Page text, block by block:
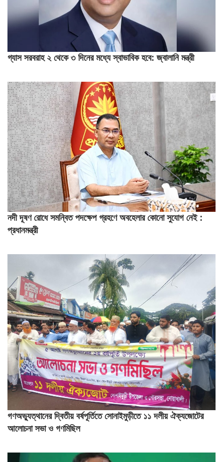
গ্যাস সরবরাহ ২ থেকে ৩ দিনের মধ্যে স্বাভাবিক হবে: জ্বালানি মন্ত্রী
নদী দূষণ রোধে সমন্বিত পদক্ষেপ গ্রহণে অবহেলার কোনো সুযোগ নেই :
প্রধানমন্ত্রী
গণঅভ্যুত্থানের দ্বিতীয় বর্ষপূর্তিতে সোনাইমুড়ীতে ১১ দলীয় ঐক্যজোটের
আলোচনা সভা ও গণমিছিল